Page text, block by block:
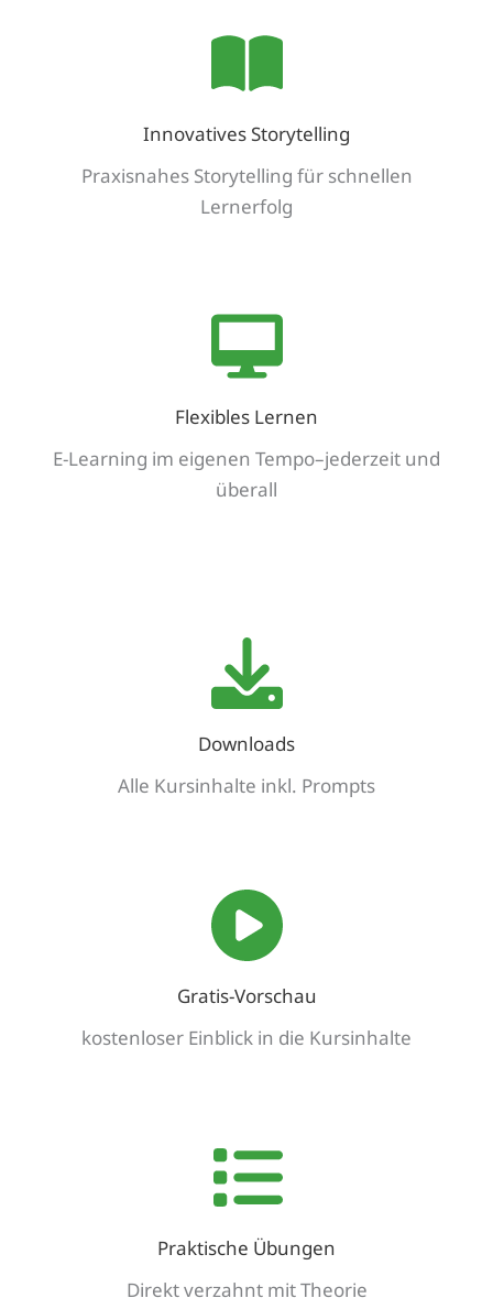
Innovatives Storytelling
Praxisnahes Storytelling für schnellen
Lernerfolg
Flexibles Lernen
E-Learning im eigenen Tempo–jederzeit und
überall
Downloads
Alle Kursinhalte inkl. Prompts
Gratis-Vorschau
kostenloser Einblick in die Kursinhalte
Praktische Übungen
Direkt verzahnt mit Theorie